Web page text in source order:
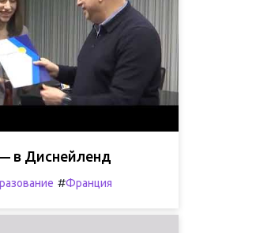
в Диснейленд
#Франция